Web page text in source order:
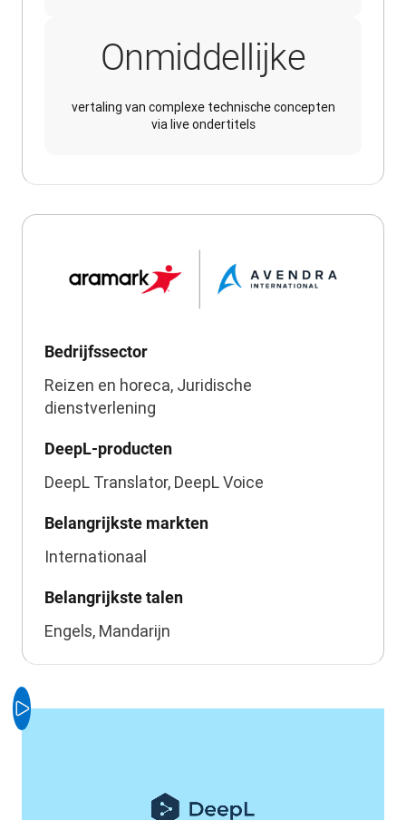
Onmiddellijke
vertaling van complexe technische concepten
via live ondertitels
Bedrijfssector
Reizen en horeca, Juridische
dienstverlening
DeepL-producten
DeepL Translator, DeepL Voice
Belangrijkste markten
Internationaal
Belangrijkste talen
Engels, Mandarijn